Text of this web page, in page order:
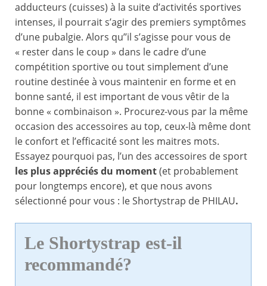
adducteurs (cuisses) à la suite d’activités sportives
intenses, il pourrait s’agir des premiers symptômes
d’une pubalgie. Alors qu’’il s’agisse pour vous de
« rester dans le coup » dans le cadre d’une
compétition sportive ou tout simplement d’une
routine destinée à vous maintenir en forme et en
bonne santé, il est important de vous vêtir de la
bonne « combinaison ». Procurez-vous par la même
occasion des accessoires au top, ceux-là même dont
le confort et l’efficacité sont les maitres mots.
Essayez pourquoi pas, l’un des accessoires de sport
les plus appréciés du moment(et probablement
pour longtemps encore), et que nous avons
sélectionné pour vous : le Shortystrap de PHILAU.
Le Shortystrap est-il
recommandé?